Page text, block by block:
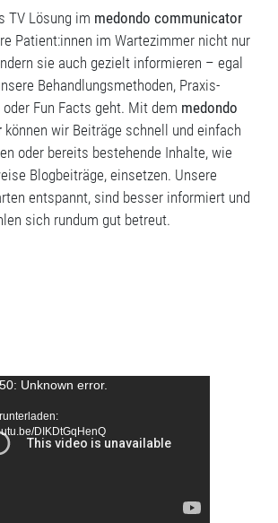
TV Lösung im medondo communicator
Patient:innen im Wartezimmer nicht nur
sie auch gezielt informieren – egal
Behandlungsmethoden, Praxis-
Fun Facts geht. Mit dem medondo
können wir Beiträge schnell und einfach
oder bereits bestehende Inhalte, wie
Blogbeiträge, einsetzen. Unsere
entspannt, sind besser informiert und
sich rundum gut betreut.
Unknown error.
DIKDtGqHenQ